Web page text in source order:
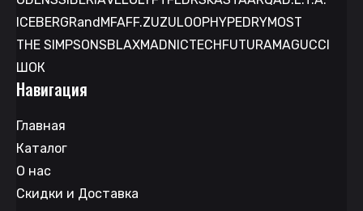
ICEBERGRandMFAFF.ZUZULOOPHYPEDRYMOST
THE SIMPSONSBLAXMADNICTECHFUTURAMAGUCCI
ШОК
Навигация
Главная
Каталог
О нас
Скидки и Доставка